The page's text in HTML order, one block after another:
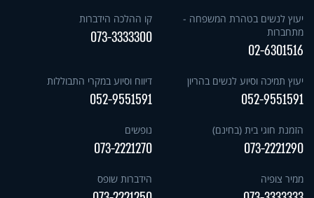
יעוץ לנשים בטהרת המשפחה -
מתחברות
02-6301516
קו ההלכה הידברות
073-3333300
יעוץ תמיכה וסיוע לנשים בהריון
052-9551591
דיווח וסיוע במקרי התבוללות
052-9551591
הזמנת חוגי בית (בחינם)
073-2221290
נופשים
073-2221270
ממיר צופיה הידברות שופס